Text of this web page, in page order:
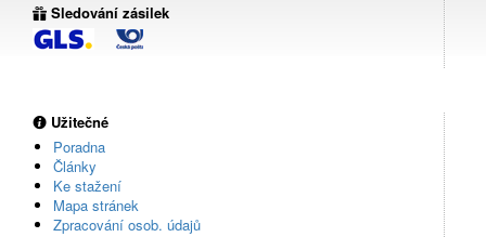
Sledování zásilek
Užitečné
Poradna
Články
Ke stažení
Mapa stránek
Zpracování osob. údajů